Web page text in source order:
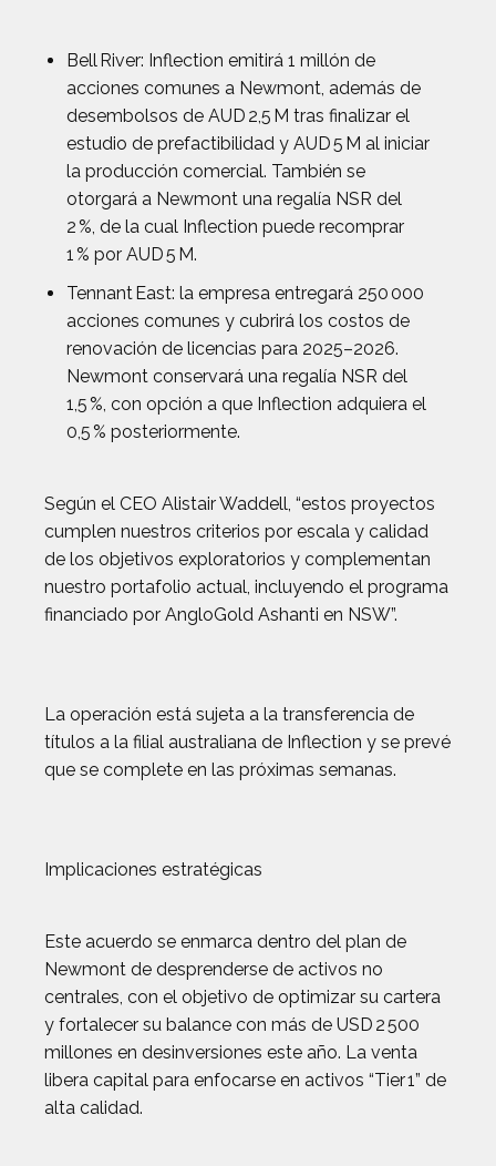
Bell River: Inflection emitirá 1 millón de
acciones comunes a Newmont, además de
desembolsos de AUD 2,5 M tras finalizar el
estudio de prefactibilidad y AUD 5 M al iniciar
la producción comercial. También se
otorgará a Newmont una regalía NSR del
2 %, de la cual Inflection puede recomprar
1 % por AUD 5 M.
Tennant East: la empresa entregará 250 000
acciones comunes y cubrirá los costos de
renovación de licencias para 2025–2026.
Newmont conservará una regalía NSR del
1,5 %, con opción a que Inflection adquiera el
0,5 % posteriormente.
Según el CEO Alistair Waddell, “estos proyectos
cumplen nuestros criterios por escala y calidad
de los objetivos exploratorios y complementan
nuestro portafolio actual, incluyendo el programa
financiado por AngloGold Ashanti en NSW”.
La operación está sujeta a la transferencia de
títulos a la filial australiana de Inflection y se prevé
que se complete en las próximas semanas.
Implicaciones estratégicas
Este acuerdo se enmarca dentro del plan de
Newmont de desprenderse de activos no
centrales, con el objetivo de optimizar su cartera
y fortalecer su balance con más de USD 2 500
millones en desinversiones este año. La venta
libera capital para enfocarse en activos “Tier 1” de
alta calidad.